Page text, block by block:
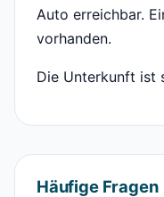
Auto erreichbar.
vorhanden.
Die Unterkunft ist
Häufige Fragen